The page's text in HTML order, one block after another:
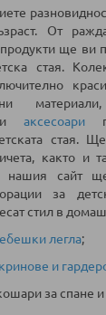
От
ще ви
стая.
и аксесоари
стая.
както и
нашия сайт ще
за
стил в
легла;
и
за спане и